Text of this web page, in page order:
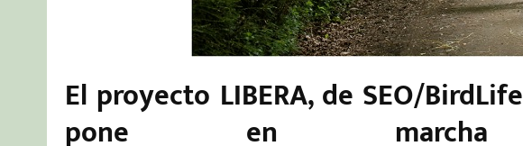
El proyecto LIBERA, de SEO/
pone en